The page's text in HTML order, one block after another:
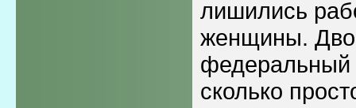
лишились
женщины.
федеральный
сколько